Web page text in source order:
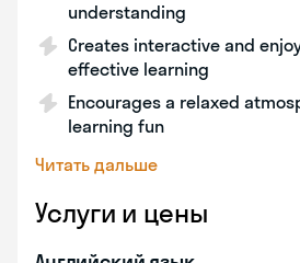
understanding
Creates interactive and
effective learning
Encourages a relaxed
learning fun
Читать дальше
Услуги и цены